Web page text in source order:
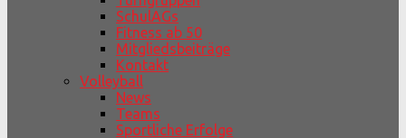
SchulAGs
Fitness ab 50
Mitgliedsbeiträge
Kontakt
Volleyball
News
Teams
Sportliche Erfolge